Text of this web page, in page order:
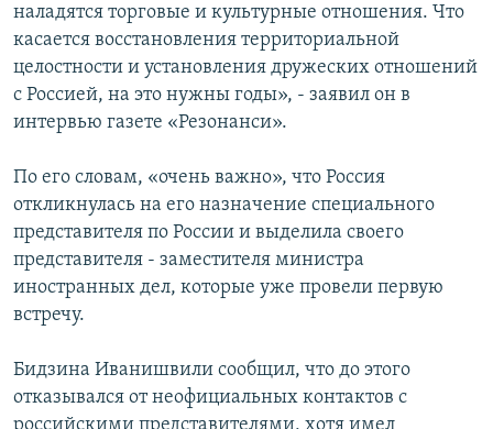
English
Русский
Все сайты Радио Азатутюн
наладятся торговые и культурные отношения. Что
касается восстановления территориальной
целостности и установления дружеских отношений
с Россией, на это нужны годы», - заявил он в
интервью газете «Резонанси».
По его словам, «очень важно», что Россия
откликнулась на его назначение специального
представителя по России и выделила своего
представителя - заместителя министра
иностранных дел, которые уже провели первую
встречу.
Бидзина Иванишвили сообщил, что до этого
отказывался от неофициальных контактов с